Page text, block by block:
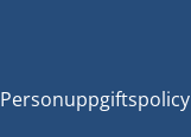
Personuppgiftspolicy